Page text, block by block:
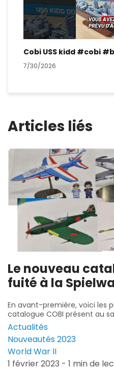
7/30/2026
Articles liés
Le nouveau
fuité à la
En avant-première, voici les
catalogue COBI présent au
Actualités
Nouveautés 2023
World War II
1 février 2023 - 1 min de